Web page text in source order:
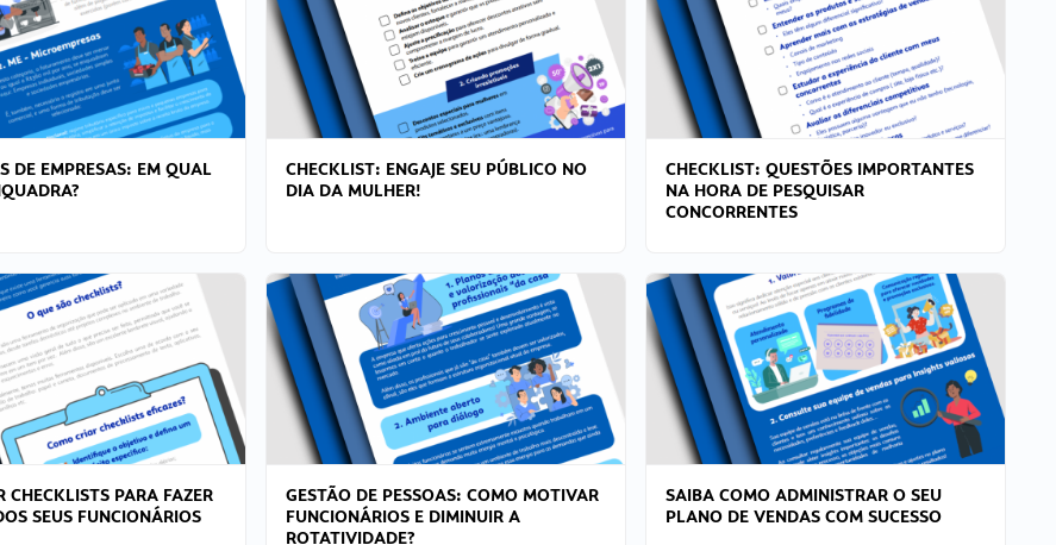
DE EMPRESAS: EM QUAL
CHECKLIST: ENGAJE SEU PÚBLICO NO
DIA DA MULHER!
CHECKLIST: QUESTÕES IMPORTANTES
NA HORA DE PESQUISAR
CONCORRENTES
CHECKLISTS PARA FAZER
SEUS FUNCIONÁRIOS
GESTÃO DE PESSOAS: COMO MOTIVAR
FUNCIONÁRIOS E DIMINUIR A
ROTATIVIDADE?
SAIBA COMO ADMINISTRAR O SEU
PLANO DE VENDAS COM SUCESSO